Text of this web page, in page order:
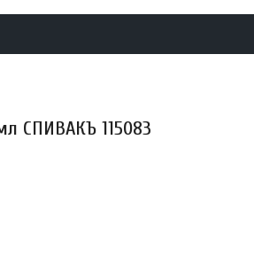
СПИВАКЪ 115083